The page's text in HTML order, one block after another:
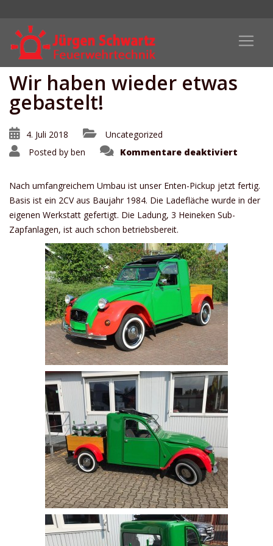
Wir haben wieder etwas
gebastelt!
4. Juli 2018
Uncategorized
Posted by ben Kommentare deaktiviert
etwas
Nach umfangreichem Umbau ist unser Enten-Pickup jetzt fertig.
Basis ist ein 2CV aus Baujahr 1984. Die Ladefläche wurde in der
eigenen Werkstatt gefertigt. Die Ladung, 3 Heineken Sub-
Zapfanlagen, ist auch schon betriebsbereit.